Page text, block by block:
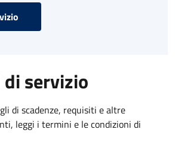
servizio
di scadenze, requisiti e altre
leggi i termini e le condizioni di